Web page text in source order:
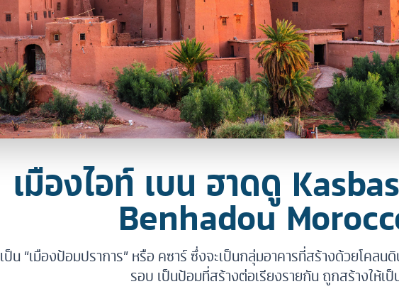
เมืองไอท์ เบน ฮาดดู
Benhadou
เป็น “เมืองป้อมปราการ” หรือ คซาร์ ซึ่งจะเป็นกลุ่มอาคารที่สร้างด้วยโคล
รอบ เป็นป้อมที่สร้างต่อเรียงรายกัน ถูกสร้างให้เป็